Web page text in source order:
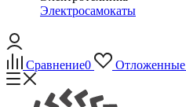
Электросамокаты
Сравнение0 Отложенные